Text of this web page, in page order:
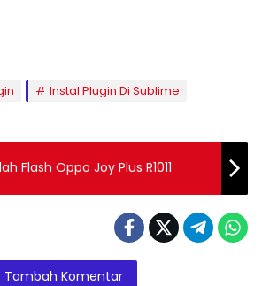
Instal Plugin Di Sublime
Flash Oppo Joy Plus R1011
Tambah Komentar